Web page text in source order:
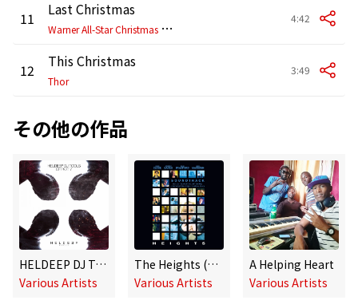
11
Last Christmas
W
arner All-Star Christmas Collection
4:42
12 This Christmas
Thor
3:49
その他の作品
HELDEEP DJ Tools, Pt. 7 - EP
Various Artists
The Heights (Original Soundtrack)
Various Artists
A Helping Heart
Various Artists